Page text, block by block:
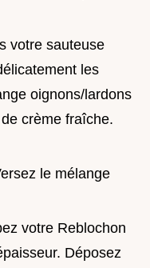
votre sauteuse
les
oignons/lardons
crème fraîche.
le mélange
votre Reblochon
Déposez